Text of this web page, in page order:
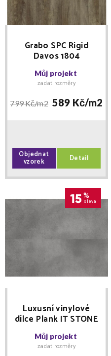
Grabo SPC Rigid
Davos 1804
Můj projekt
zadat rozměry
799 Kč/m2 589 Kč/m2
Objednat
vzorek Detail
15 %
sleva
Luxusní vinylové
dílce Plank IT STONE
0029 ROYCE -
ŠEDOBÉŽOVÝ
Můj projekt
zadat rozměry